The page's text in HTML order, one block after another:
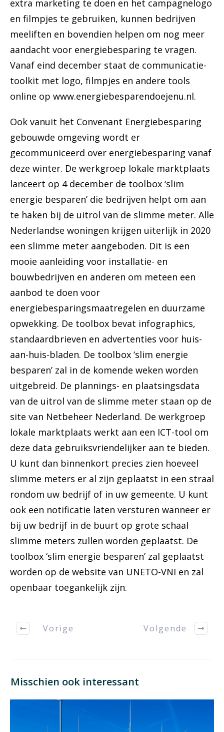
extra marketing te doen en het campagnelogo
en filmpjes te gebruiken, kunnen bedrijven
meeliften en bovendien helpen om nog meer
aandacht voor energiebesparing te vragen.
Vanaf eind december staat de communicatie-
toolkit met logo, filmpjes en andere tools
online op www.energiebesparendoejenu.nl.
Ook vanuit het Convenant Energiebesparing
gebouwde omgeving wordt er
gecommuniceerd over energiebesparing vanaf
deze winter. De werkgroep lokale marktplaats
lanceert op 4 december de toolbox ‘slim
energie besparen’ die bedrijven helpt om aan
te haken bij de uitrol van de slimme meter. Alle
Nederlandse woningen krijgen uiterlijk in 2020
een slimme meter aangeboden. Dit is een
mooie aanleiding voor installatie- en
bouwbedrijven en anderen om meteen een
aanbod te doen voor
energiebesparingsmaatregelen en duurzame
opwekking. De toolbox bevat infographics,
standaardbrieven en advertenties voor huis-
aan-huis-bladen. De toolbox ‘slim energie
besparen’ zal in de komende weken worden
uitgebreid. De plannings- en plaatsingsdata
van de uitrol van de slimme meter staan op de
site van Netbeheer Nederland. De werkgroep
lokale marktplaats werkt aan een ICT-tool om
deze data gebruiksvriendelijker aan te bieden.
U kunt dan binnenkort precies zien hoeveel
slimme meters er al zijn geplaatst in een straal
rondom uw bedrijf of in uw gemeente. U kunt
ook een notificatie laten versturen wanneer er
bij uw bedrijf in de buurt op grote schaal
slimme meters zullen worden geplaatst. De
toolbox ‘slim energie besparen’ zal geplaatst
worden op de website van UNETO-VNI en zal
openbaar toegankelijk zijn.
Vorige Volgende
Misschien ook interessant